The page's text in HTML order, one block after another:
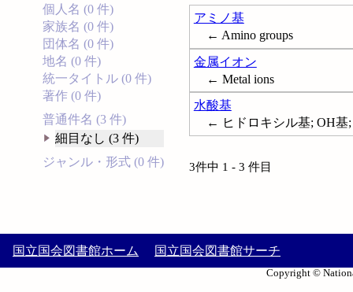
個人名 (0 件)
家族名 (0 件)
団体名 (0 件)
地名 (0 件)
統一タイトル (0 件)
著作 (0 件)
普通件名 (3 件)
細目なし (3 件)
ジャンル・形式 (0 件)
アミノ基
← Amino groups
金属イオン
← Metal ions
水酸基
← ヒドロキシル基; OH基;
3件中 1 - 3 件目
国立国会図書館ホーム 国立国会図書館サーチ
Copyright ©